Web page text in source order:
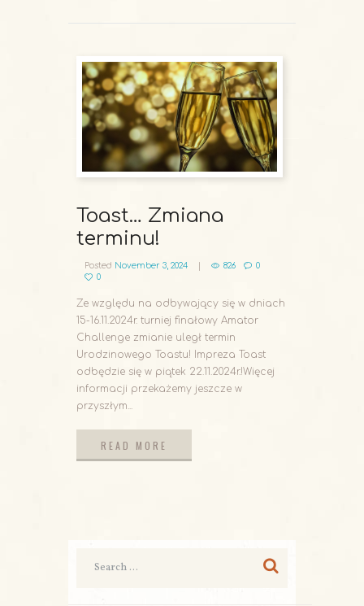
Toast… Zmiana
terminu!
Posted November 3, 2024 826
0
0
Ze względu na odbywający się w dniach
15-16.11.2024r. turniej finałowy Amator
Challenge zmianie uległ termin
Urodzinowego Toastu! Impreza Toast
odbędzie się w piątek 22.11.2024r.!Więcej
informacji przekażemy jeszcze w
przyszłym...
READ MORE